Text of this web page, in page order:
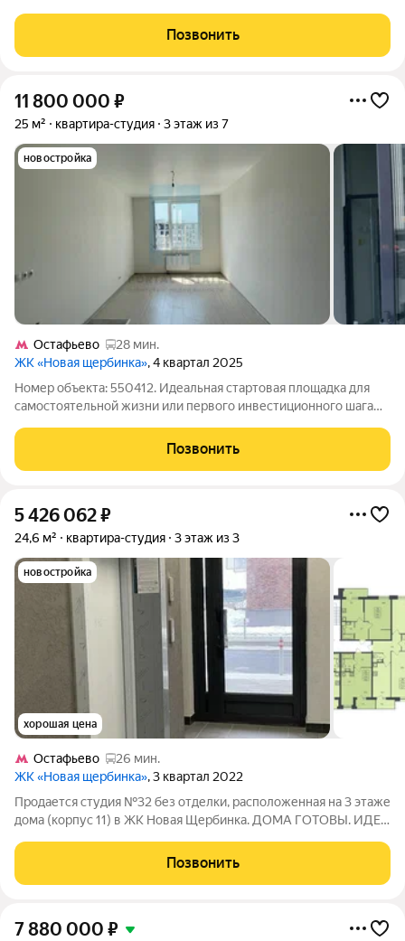
Предлагаем вашему вниманию современную квартиру-
студию в новом монолитно-кирпичном доме
Позвонить
11 800 000 ₽
25 м² квартира-студия 3 этаж из 7
новостройка
Остафьево
28 мин.
ЖК «Новая щербинка», 4 квартал 2025
Номер объекта: 550412. Идеальная стартовая площадка для
самостоятельной жизни или первого инвестиционного шага
третьем этаже семиэтажного дома с безупречным
современным ремонтом. Свежий, стильный
Позвонить
5 426 062₽
24,6 м² квартира-студия 3 этаж из 3
новостройка
хорошая цена
Остафьево
26 мин.
ЖК «Новая щербинка», 3 квартал 2022
Продается студия №32 без отделки, расположенная на 3 этаже
дома (корпус 11) в ЖК Новая Щербинка. ДОМА ГОТОВЫ. ИДЕТ
комфорт-класса.Окруженный лесным массивом, миниатюрный
корпус с видом на
Позвонить
7 880 000 ₽